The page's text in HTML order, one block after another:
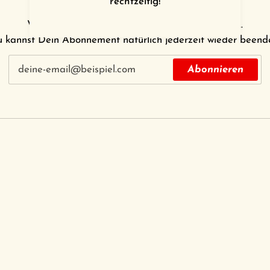
Verpasse keine Aktion und keine Neuheit mehr...
kannst Dein Abonnement natürlich jederzeit wieder
Abonnieren